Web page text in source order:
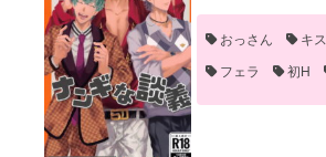
おっさん キス
フェラ
初H
泥酔
発情